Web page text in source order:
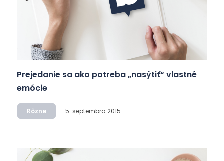
Prejedanie sa ako potreba „nasýtiť“ vlastné
emócie
Rôzne 5. septembra 2015